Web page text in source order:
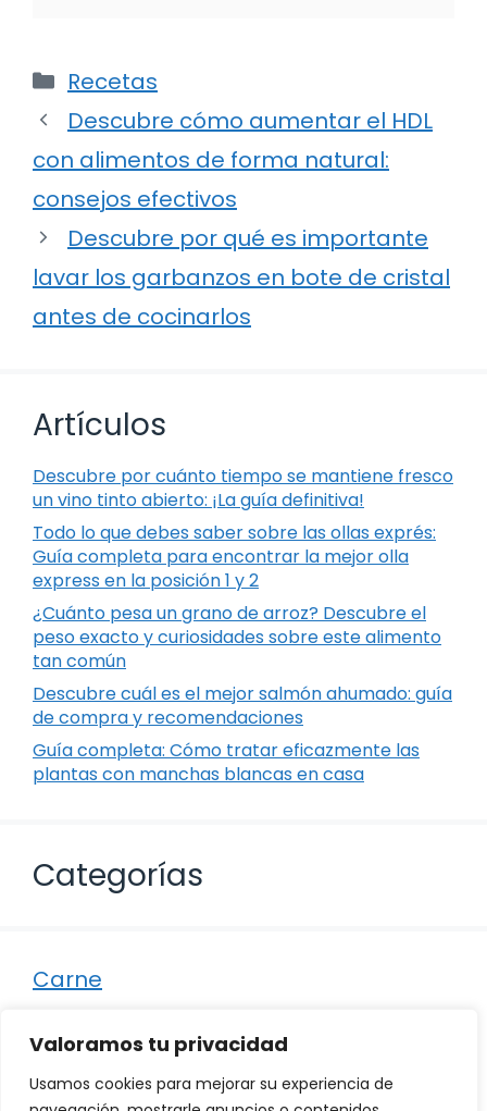
Valoramos tu privacidad
Usamos cookies para mejorar su experiencia de
Categorías
Recetas
Descubre cómo aumentar el HDL
con alimentos de forma natural:
consejos efectivos
Descubre por qué es importante
lavar los garbanzos en bote de cristal
antes de cocinarlos
Artículos
Descubre por cuánto tiempo se mantiene fresco
un vino tinto abierto: ¡La guía definitiva!
Todo lo que debes saber sobre las ollas exprés:
Guía completa para encontrar la mejor olla
express en la posición 1 y 2
¿Cuánto pesa un grano de arroz? Descubre el
peso exacto y curiosidades sobre este alimento
tan común
Descubre cuál es el mejor salmón ahumado: guía
de compra y recomendaciones
Guía completa: Cómo tratar eficazmente las
plantas con manchas blancas en casa
Categorías
Carne
Otro